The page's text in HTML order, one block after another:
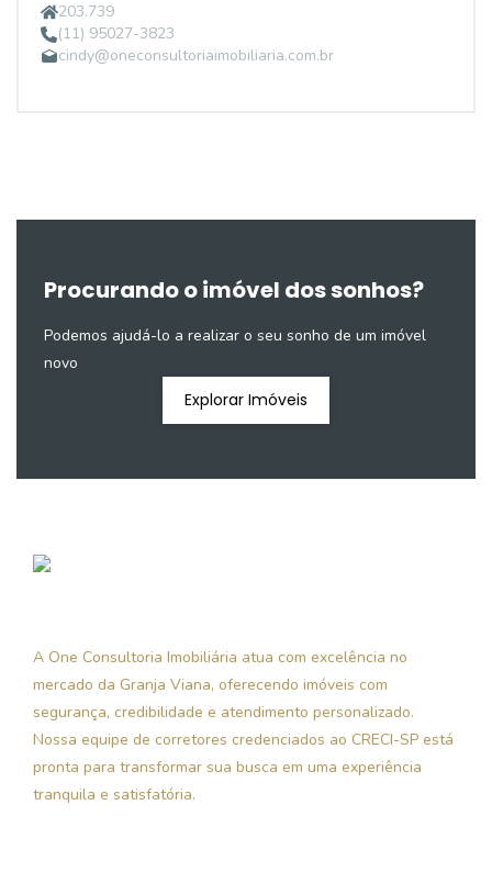
203.739
(11) 95027-3823
cindy@oneconsultoriaimobiliaria.com.br
Procurando o imóvel dos sonhos?
Podemos ajudá-lo a realizar o seu sonho de um imóvel
novo
Explorar Imóveis
A One Consultoria Imobiliária atua com excelência no
mercado da Granja Viana, oferecendo imóveis com
segurança, credibilidade e atendimento personalizado.
Nossa equipe de corretores credenciados ao CRECI-SP está
pronta para transformar sua busca em uma experiência
tranquila e satisfatória.